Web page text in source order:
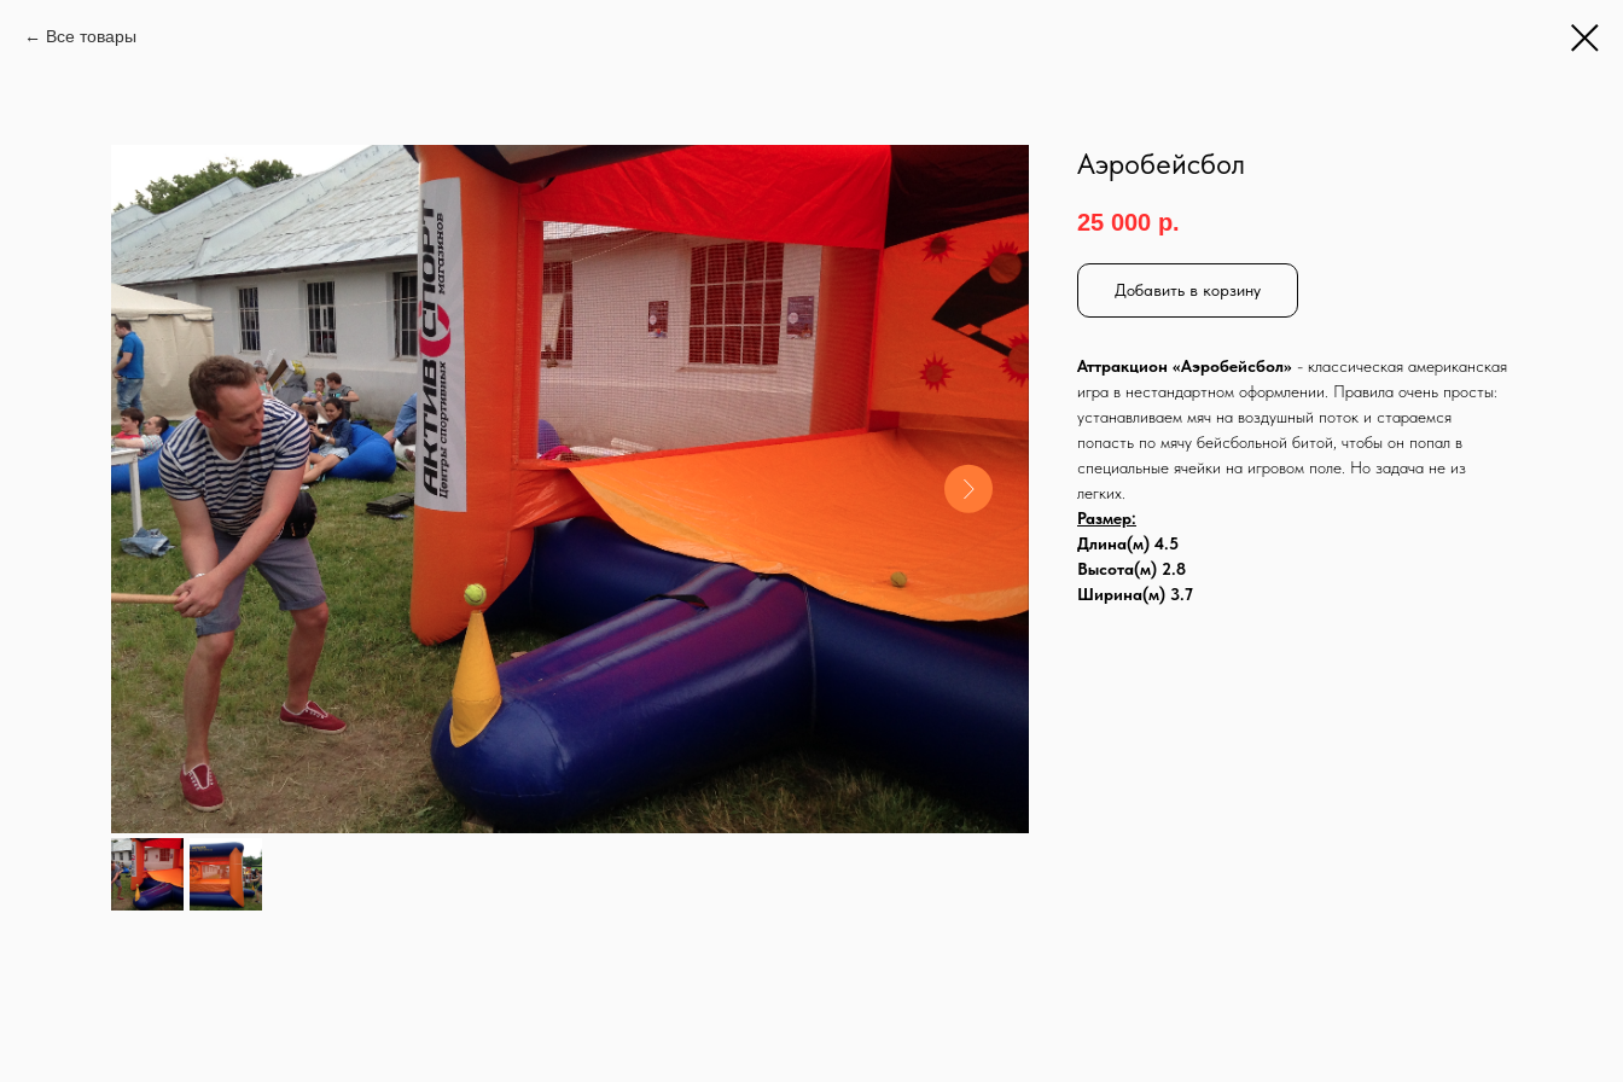
Все товары
Аэробейсбол
25 000 р.
Добавить в корзину
Аттракцион «Аэробейсбол» - классическая американская
игра в нестандартном оформлении. Правила очень просты:
устанавливаем мяч на воздушный поток и стараемся
попасть по мячу бейсбольной битой, чтобы он попал в
специальные ячейки на игровом поле. Но задача не из
легких.
Размер:
Длина(м) 4.5
Высота(м) 2.8
Ширина(м) 3.7